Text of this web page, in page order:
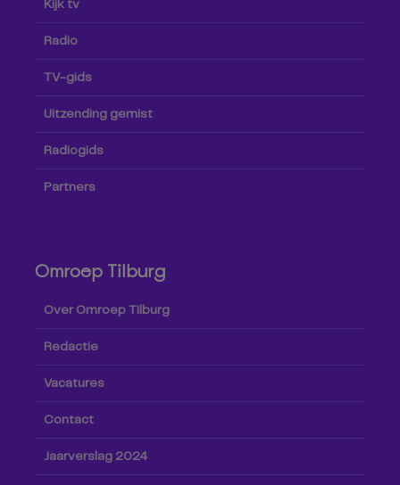
Kijk tv
Radio
TV-gids
Uitzending gemist
Radiogids
Partners
Omroep Tilburg
Over Omroep Tilburg
Redactie
Vacatures
Contact
Jaarverslag 2024